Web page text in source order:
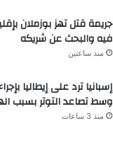
جريمة قتل تهز بوزملان
فيه والبحث عن شريكه
منذ ساعتين
إسبانيا ترد على إيطاليا
وسط تصاعد التوتر بسبب
منذ 3 ساعات